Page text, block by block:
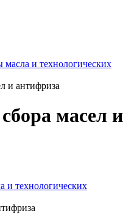
и технологических
и антифриза
масел и
и технологических